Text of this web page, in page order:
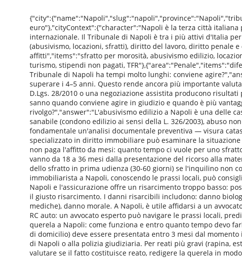
euro"},"cityContext":{"character":"Napoli è la terza città
internazionale. Il Tribunale di Napoli è tra i più attivi d'Italia
(abusivismo, locazioni, sfratti), diritto del lavoro, diritto penale
affitti","items":"sfratto per morosità, abusivismo edilizio,
turismo, stipendi non pagati,
Tribunale di Napoli ha tempi molto lunghi: conviene
superare i 4–5 anni. Questo rende ancora più importante
D.Lgs. 28/2010 o una negoziazione assistita producono
sanno quando conviene agire in giudizio e quando è più
rivolgo?","answer":"L'abusivismo edilizio a Napoli è una delle
sanabile (condono edilizio ai sensi della L. 326/2003), abuso
fondamentale un'analisi documentale preventiva — visura
specializzato in diritto immobiliare può esaminare la
non paga l'affitto da mesi: quanto tempo ci vuole per uno
vanno da 18 a 36 mesi dalla presentazione del ricorso alla
dello sfratto in prima udienza (30-60 giorni) se l'inquilino non
immobiliarista a Napoli, conoscendo le prassi locali, può
Napoli e l'assicurazione offre un risarcimento troppo basso:
il giusto risarcimento. I danni risarcibili includono: danno
mediche), danno morale. A Napoli, è utile affidarsi a un
RC auto: un avvocato esperto può navigare le prassi locali,
querela a Napoli: come funziona e entro quanto tempo devo
di domicilio) deve essere presentata entro 3 mesi dal
di Napoli o alla polizia giudiziaria. Per reati più gravi (rapina,
valutare se il fatto costituisce reato, redigere la querela in